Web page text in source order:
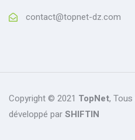
contact@topnet-dz.com
Copyright © 2021 TopNet,
développé parSHIFTIN